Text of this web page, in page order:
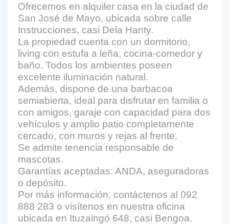
Ofrecemos en alquiler casa en la ciudad de
San José de Mayo, ubicada sobre calle
Instrucciones, casi Dela Hanty.
La propiedad cuenta con un dormitorio,
living con estufa a leña, cocina-comedor y
baño. Todos los ambientes poseen
excelente iluminación natural.
Además, dispone de una barbacoa
semiabierta, ideal para disfrutar en familia o
con amigos, garaje con capacidad para dos
vehículos y amplio patio completamente
cercado, con muros y rejas al frente.
Se admite tenencia responsable de
mascotas.
Garantías aceptadas: ANDA, aseguradoras
o depósito.
Por más información, contáctenos al 092
888 283 o visítenos en nuestra oficina
ubicada en Ituzaingó 648, casi Bengoa.